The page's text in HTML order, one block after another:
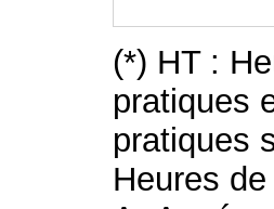
(*) HT :
pratiques
pratiques
Heures